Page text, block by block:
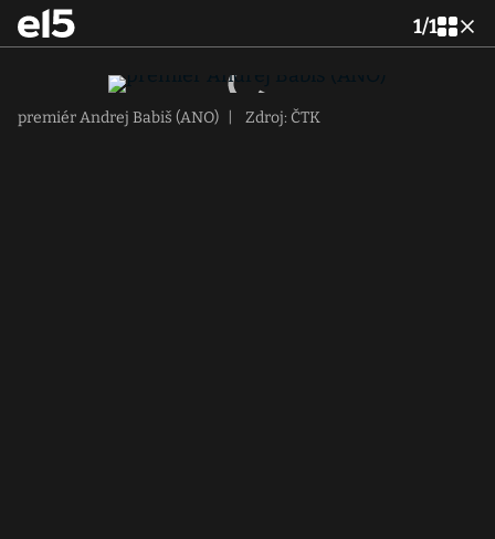
1/1
premiér Andrej Babiš (ANO) Zdroj: ČTK